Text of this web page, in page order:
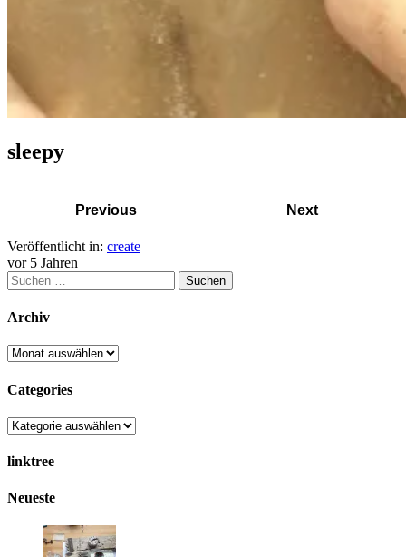
sleepy
Previous Next
Veröffentlicht in: create
vor 5 Jahren
Archiv
Categories
linktree
Neueste